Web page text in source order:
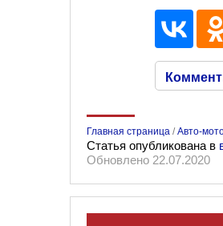
Главная страница /Авто-
Статья опубликована в
Обновлено 22.07.2020